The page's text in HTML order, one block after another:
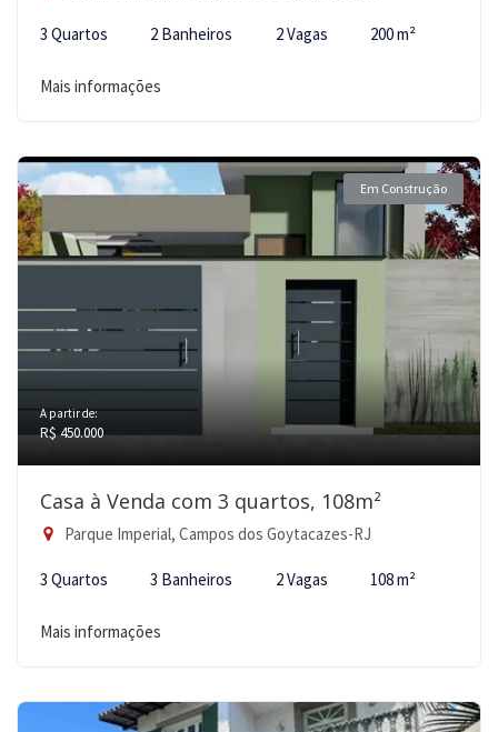
3 Quartos 2 Banheiros 2 Vagas 200 m²
Mais informações
Em Construção
A partir de:
R$ 450.000
Casa à Venda com 3 quartos, 108m²
Parque Imperial, Campos dos Goytacazes-RJ
3 Quartos 3 Banheiros 2 Vagas 108 m²
Mais informações